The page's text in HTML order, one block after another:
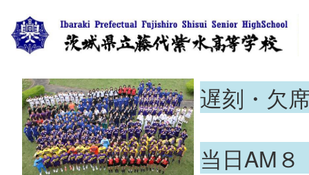
遅刻・欠
当日AM